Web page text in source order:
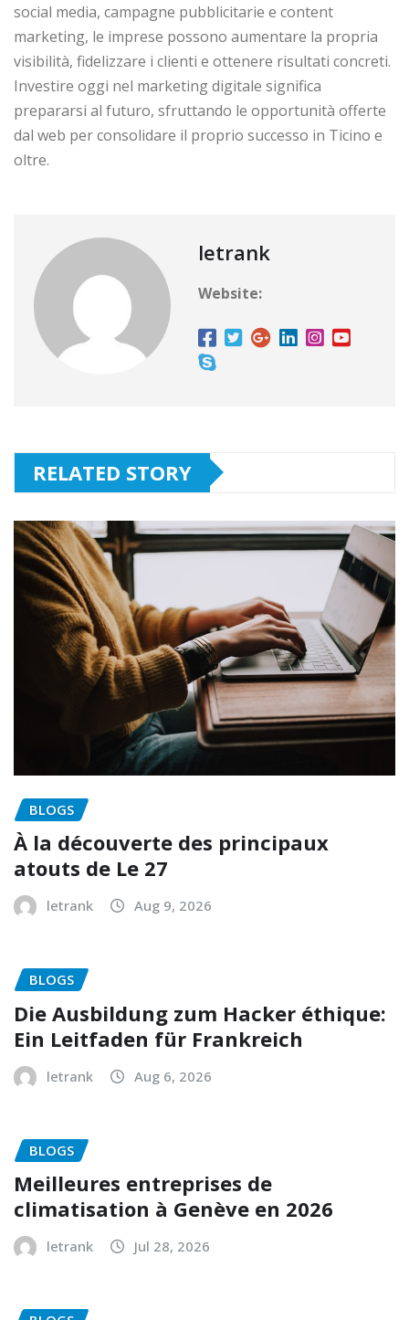
social media, campagne pubblicitarie e content
marketing, le imprese possono aumentare la propria
visibilità, fidelizzare i clienti e ottenere risultati concreti.
Investire oggi nel marketing digitale significa
prepararsi al futuro, sfruttando le opportunità offerte
dal web per consolidare il proprio successo in Ticino e
oltre.
letrank
Website:
RELATED STORY
BLOGS
À la découverte des principaux
atouts de Le 27
letrank Aug 9, 2026
BLOGS
Die Ausbildung zum Hacker éthique:
Ein Leitfaden für Frankreich
letrank Aug 6, 2026
BLOGS
Meilleures entreprises de
climatisation à Genève en 2026
letrank Jul 28, 2026